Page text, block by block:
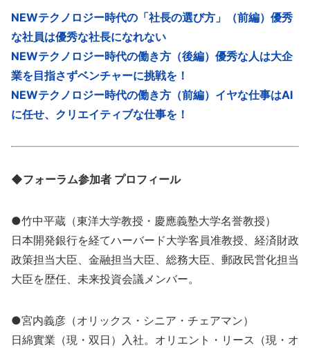
NEWテクノロジー時代の「社長の選び方」（前編）優秀
な社員は優秀な社長になれない
NEWテクノロジー時代の働き方（後編）優秀な人は大企
業を目指さずベンチャーに挑戦を！
NEWテクノロジー時代の働き方（前編）イヤな仕事はAI
に任せ、クリエイティブな仕事を！
◆フォーラム参加者 プロフィール
●竹中平蔵（東洋大学教授・慶應義塾大学名誉教授）
日本開発銀行を経てハーバード大学客員准教授、経済財政
政策担当大臣、金融担当大臣、総務大臣、郵政民営化担当
大臣を歴任、未来投資会議メンバー。
●宮内義彦（オリックス・シニア・チェアマン）
日綿實業（現・双日）入社。オリエント・リース（現・オ